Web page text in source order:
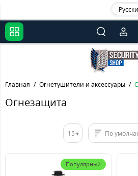
Главная Огнетушители и аксессуары
Огнезащита
15 По
Популярный